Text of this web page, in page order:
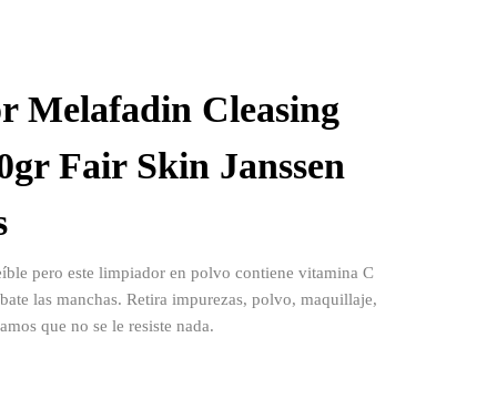
Melafadin Cleasing
Fair Skin Janssen
pero este limpiador en polvo contiene vitamina C
las manchas. Retira impurezas, polvo, maquillaje,
que no se le resiste nada.